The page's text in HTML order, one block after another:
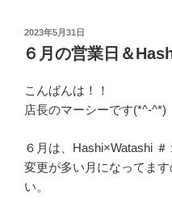
投
稿
日:
2023年5月31日
６月の営業日＆
こんばんは！！
店長のマーシーです(*^-^*)
６月は、Hashi×Watashi
変更が多い月になってま
い。